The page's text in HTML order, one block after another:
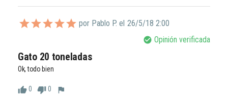
por Pablo P. el 26/5/18 2:00
check_circle Opinión verificada
Gato 20 toneladas
Ok, todo bien
thumb_up0 thumb_down0 flag